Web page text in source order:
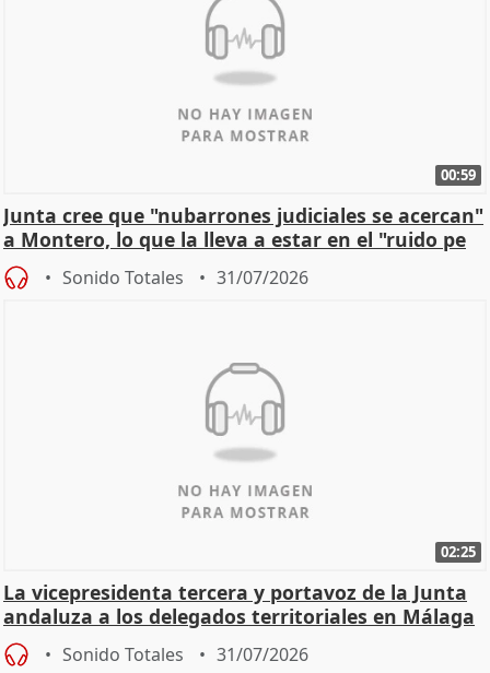
00:59
Junta cree que "nubarrones judiciales se acercan"
a Montero, lo que la lleva a estar en el "ruido pe
Sonido Totales 31/07/2026
02:25
La vicepresidenta tercera y portavoz de la Junta
andaluza a los delegados territoriales en Málaga
Sonido Totales 31/07/2026